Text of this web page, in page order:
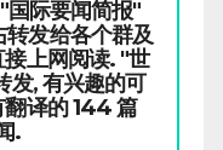
际要闻简报"
发给各个群及
上网阅读. "世
发, 有兴趣的可
翻译的 144 篇
.